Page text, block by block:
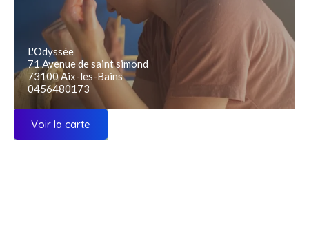
L'Odyssée
71 Avenue de saint simond
73100 Aix-les-Bains
0456480173
Voir la carte